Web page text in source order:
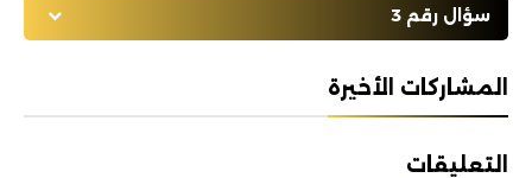
سؤال رقم 3
المشاركات الأخيرة
التعليقات